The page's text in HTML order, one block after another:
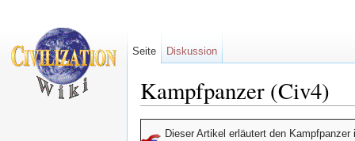
Kampfpanzer (Civ4)
Dieser Artikel erläutert den
Seite Diskussion